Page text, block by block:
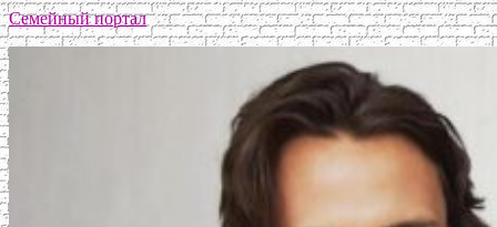
Семейный портал